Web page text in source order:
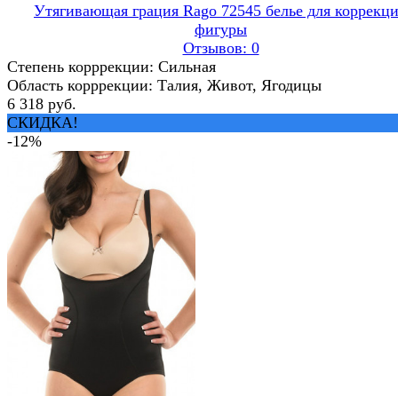
Утягивающая грация Rago 72545 белье для
фигуры
Отзывов: 0
Степень корррекции: Сильная
Область корррекции: Талия, Живот, Ягодицы
6 318 руб.
СКИДКА!
-12%